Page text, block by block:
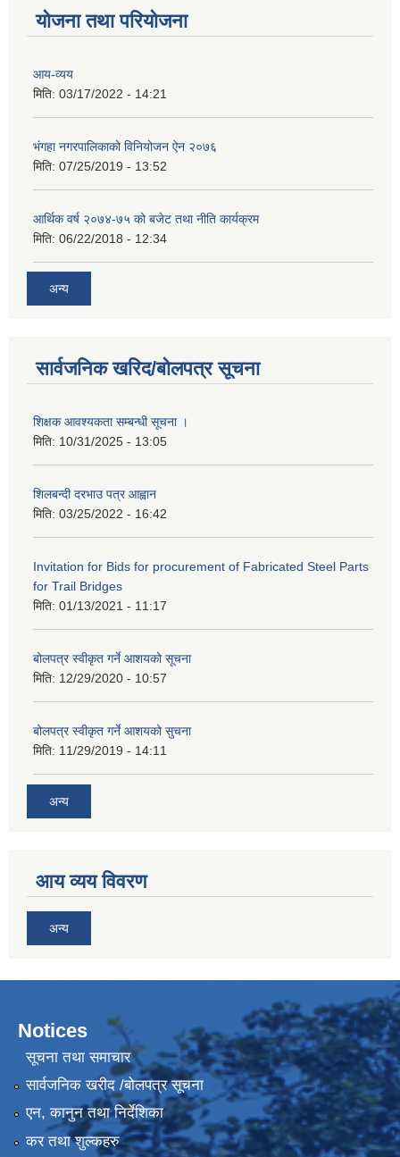
योजना तथा परियोजना
आय-व्यय
मिति: 03/17/2022 - 14:21
भंगहा नगरपालिकाको विनियोजन ऐन २०७६
मिति: 07/25/2019 - 13:52
आर्थिक वर्ष २०७४-७५ को बजेट तथा नीति कार्यक्रम
मिति: 06/22/2018 - 12:34
अन्य
सार्वजनिक खरिद/बोलपत्र सूचना
शिक्षक आवश्यकता सम्बन्धी सूचना ।
मिति: 10/31/2025 - 13:05
शिलबन्दी दरभाउ पत्र आह्वान
मिति: 03/25/2022 - 16:42
Invitation for Bids for procurement of Fabricated Steel Parts
for Trail Bridges
मिति: 01/13/2021 - 11:17
बोलपत्र स्वीकृत गर्ने आशयको सूचना
मिति: 12/29/2020 - 10:57
बोलपत्र स्वीकृत गर्ने आशयको सुचना
मिति: 11/29/2019 - 14:11
अन्य
आय व्यय विवरण
अन्य
Notices
सूचना तथा समाचार
सार्वजनिक खरीद /बोलपत्र सूचना
एन, कानुन तथा निर्देशिका
कर तथा शुल्कहरु